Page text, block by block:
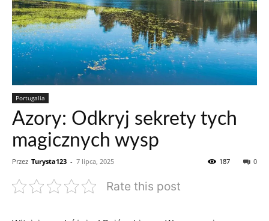
Portugalia
Azory: Odkryj sekrety tych
magicznych wysp
Przez Turysta123 - 7 lipca, 2025 0
187
Rate this post